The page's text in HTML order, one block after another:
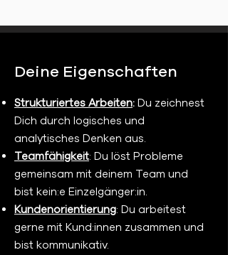
Deine Eigenschaften
Strukturiertes Arbeiten: Du zeichnest
Dich durch logisches und
analytisches Denken aus.
Teamfähigkeit: Du löst Probleme
gemeinsam mit deinem Team und
bist kein:e Einzelgänger:in.
Kundenorientierung: Du arbeitest
gerne mit Kund:innen zusammen und
bist kommunikativ.